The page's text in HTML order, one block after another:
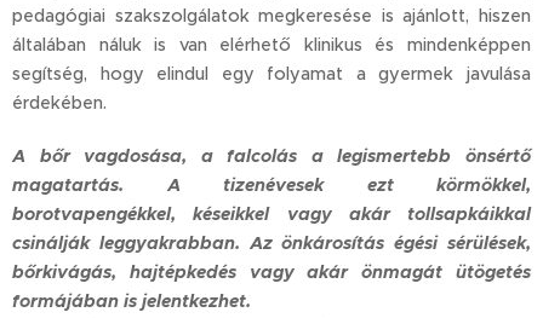
pedagógiai szakszolgálatok megkeresése is ajánlott, hiszen
általában náluk is van elérhető klinikus és mindenképpen
segítség, hogy elindul egy folyamat a gyermek javulása
érdekében.
A bőr vagdosása, a falcolás a legismertebb önsértő
magatartás. A tizenévesek ezt körmökkel,
borotvapengékkel, késeikkel vagy akár tollsapkáikkal
csinálják leggyakrabban. Az önkárosítás égési sérülések,
bőrkivágás, hajtépkedés vagy akár önmagát ütögetés
formájában is jelentkezhet.